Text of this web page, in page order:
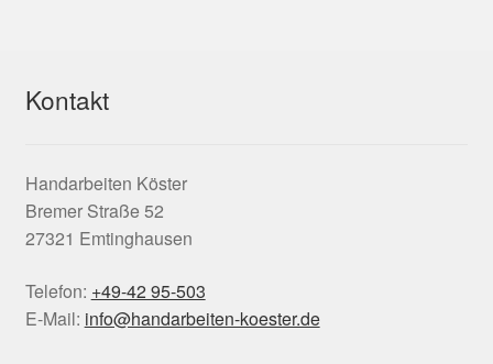
Kontakt
Handarbeiten Köster
Bremer Straße 52
27321 Emtinghausen
Telefon: +49-42 95-503
E-Mail: info@handarbeiten-koester.de